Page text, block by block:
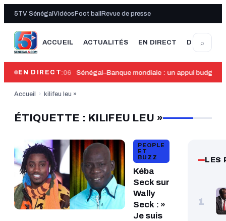
5TV Sénégal Vidéos Foot ball Revue de presse
ACCUEIL ACTUALITÉS EN DIRECT DERNIÈRE
⌕
EN DIRECT21:06 Sénégal–Banque mondiale : un appui
Accueil › kilifeu leu »
ÉTIQUETTE : KILIFEU LEU »
PEOPLE
ET
BUZZ
Kéba
Seck sur
Wally
Seck : »
Je suis
LES
1